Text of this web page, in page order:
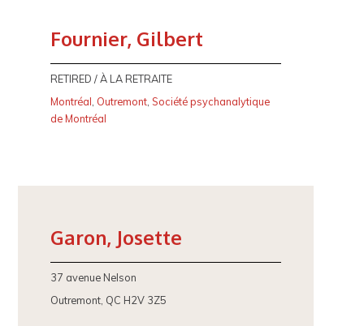
Fournier, Gilbert
RETIRED / À LA RETRAITE
Montréal, Outremont, Société psychanalytique
de Montréal
Garon, Josette
37 avenue Nelson
Outremont, QC H2V 3Z5